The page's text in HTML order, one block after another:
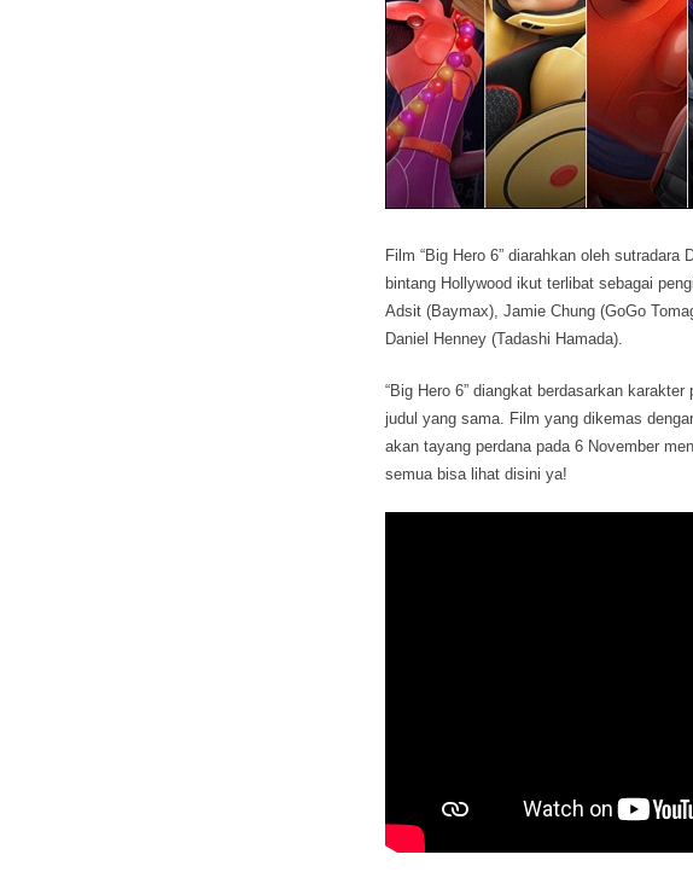
Film “Big Hero 6” diarahkan oleh
bintang Hollywood ikut terlibat sebagai
Adsit (Baymax), Jamie Chung (GoGo
Daniel Henney (Tadashi Hamada).
“Big Hero 6” diangkat berdasarkan
judul yang sama. Film yang dikemas
akan tayang perdana pada 6 November
semua bisa lihat disini ya!